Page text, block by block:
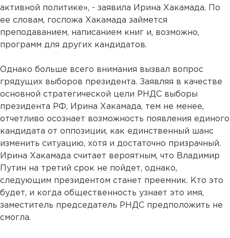
активной политике», - заявила Ирина Хакамада. По
ее словам, госпожа Хакамада займется
преподаванием, написанием книг и, возможно,
программ для других кандидатов.
Однако больше всего внимания вызвал вопрос
грядущих выборов президента. Заявляя в качестве
основной стратегической цели РНДС выборы
президента РФ, Ирина Хакамада, тем не менее,
отчетливо осознает возможность появления единого
кандидата от оппозиции, как единственный шанс
изменить ситуацию, хотя и достаточно призрачный.
Ирина Хакамада считает вероятным, что Владимир
Путин на третий срок не пойдет, однако,
следующим президентом станет преемник. Кто это
будет, и когда общественность узнает это имя,
заместитель председатель РНДС предположить не
смогла.